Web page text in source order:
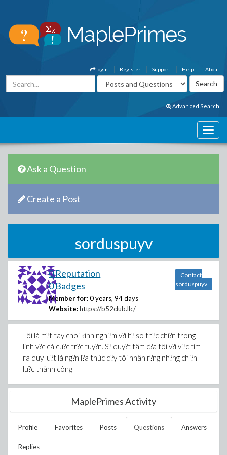
About
Help
Support
Register
Login
Advanced Search
Ask a Question
Create a Post
sorduspuyv
0 Reputation
0 Badges
Member for: 0 years, 94 days
Website: https://b52club.llc/
Contact
sorduspuyv
Tôi là m?t tay choi kinh nghi?m v?i h? so th?c chi?n trong
linh v?c cá cu?c tr?c tuy?n. S? quy?t tâm c?a tôi v?i vi?c tìm
ra quy lu?t là ng?n l?a thúc d?y tôi nhân r?ng nh?ng chi?n
lu?c thành công
MaplePrimes Activity
Profile Favorites Posts Questions Answers
Replies